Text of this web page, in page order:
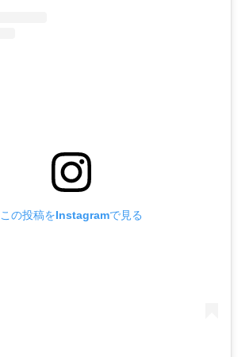
この投稿をInstagramで見る